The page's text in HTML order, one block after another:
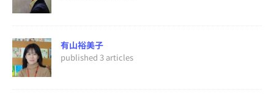
有山裕美子
published 3 articles